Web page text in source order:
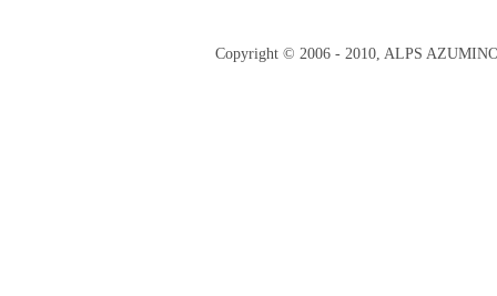
Copyright © 2006 - 2010, ALPS